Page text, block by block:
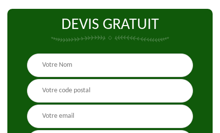
DEVIS GRATUIT